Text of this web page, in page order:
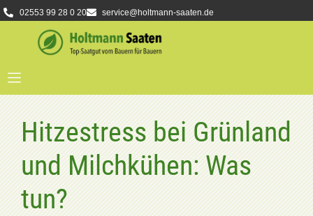
02553 99 28 0 20 service@holtmann-saaten.de
Hitzestress bei Grünland
und Milchkühen: Was
tun?